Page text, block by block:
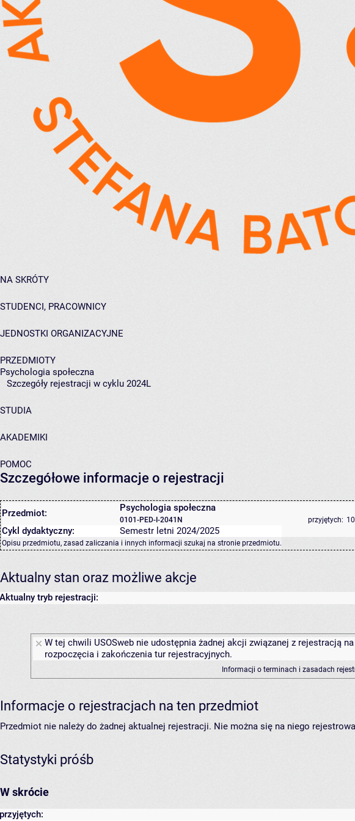
NA SKRÓTY
STUDENCI, PRACOWNICY
JEDNOSTKI ORGANIZACYJNE
PRZEDMIOTY
Psychologia społeczna
Szczegóły rejestracji w cyklu 2024L
STUDIA
AKADEMIKI
POMOC
Szczegółowe informacje o rejestracji
Przedmiot: Psychologia społeczna
0101-PED-I-2041N przyjętych: 10
Cykl dydaktyczny: Semestr letni 2024/2025
Opisu przedmiotu, zasad zaliczania i innych informacji szukaj na stronie przedmiotu.
Aktualny stan oraz możliwe akcje
Aktualny tryb rejestracji:
W tej chwili USOSweb nie udostępnia żadnej akcji związanej z rejestracją
rozpoczęcia i zakończenia tur rejestracyjnych.
Informacji o terminach i zasadach
Informacje o rejestracjach na ten przedmiot
Przedmiot nie należy do żadnej aktualnej rejestracji. Nie można się na niego
Statystyki próśb
W skrócie
przyjętych: